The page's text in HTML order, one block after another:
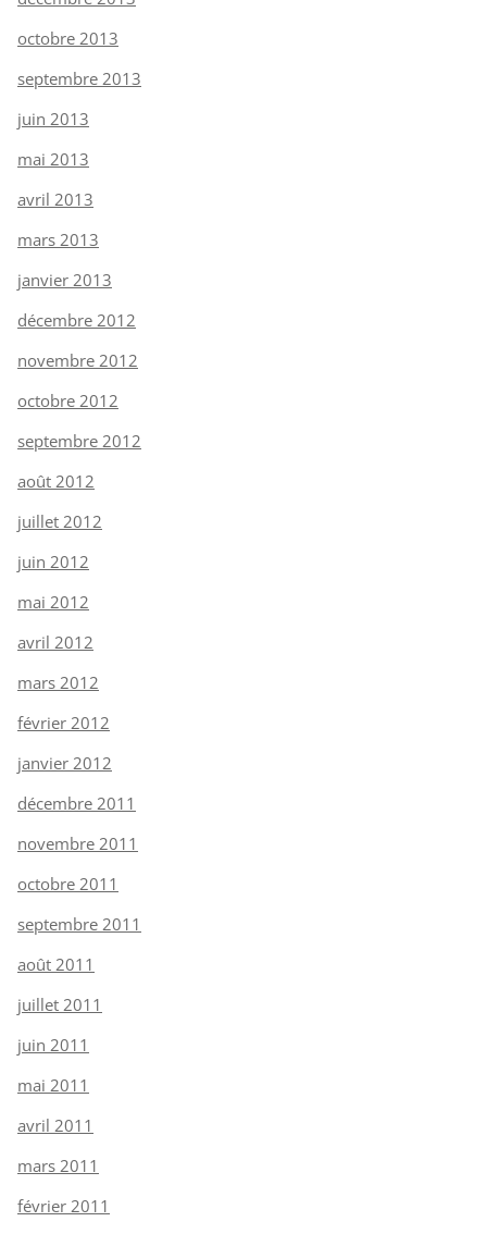
octobre 2013
septembre 2013
juin 2013
mai 2013
avril 2013
mars 2013
janvier 2013
décembre 2012
novembre 2012
octobre 2012
septembre 2012
août 2012
juillet 2012
juin 2012
mai 2012
avril 2012
mars 2012
février 2012
janvier 2012
décembre 2011
novembre 2011
octobre 2011
septembre 2011
août 2011
juillet 2011
juin 2011
mai 2011
avril 2011
mars 2011
février 2011